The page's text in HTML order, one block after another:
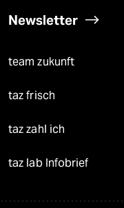
Newsletter
team zukunft
taz frisch
taz zahl ich
taz lab Infobrief